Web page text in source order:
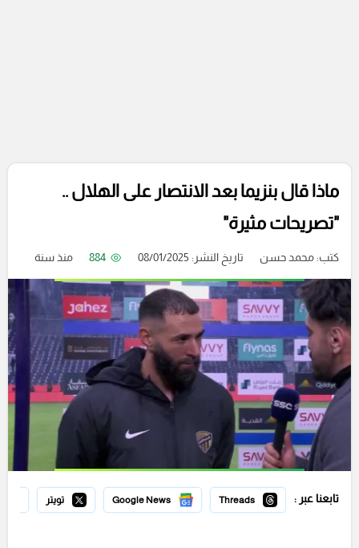
ماذا قال بنزيما بعد الانتصار على الهلال ..
"تصريحات مثيرة"
كتب:محمد حسن تاريخ النشر: 08/01/2025 884 منذ سنة
تابعنا عبر : Threads
Google News تويتر